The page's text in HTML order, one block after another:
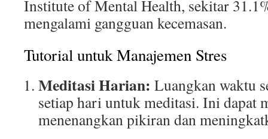
Institute of Mental Health, sekitar
mengalami gangguan kecemasan.
Tutorial untuk Manajemen Stres
Meditasi Harian: Luangkan waktu
setiap hari untuk meditasi. Ini dapat
menenangkan pikiran dan